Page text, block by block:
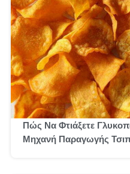
Πώς Να Φτιάξετε
Μηχανή Παραγωγής